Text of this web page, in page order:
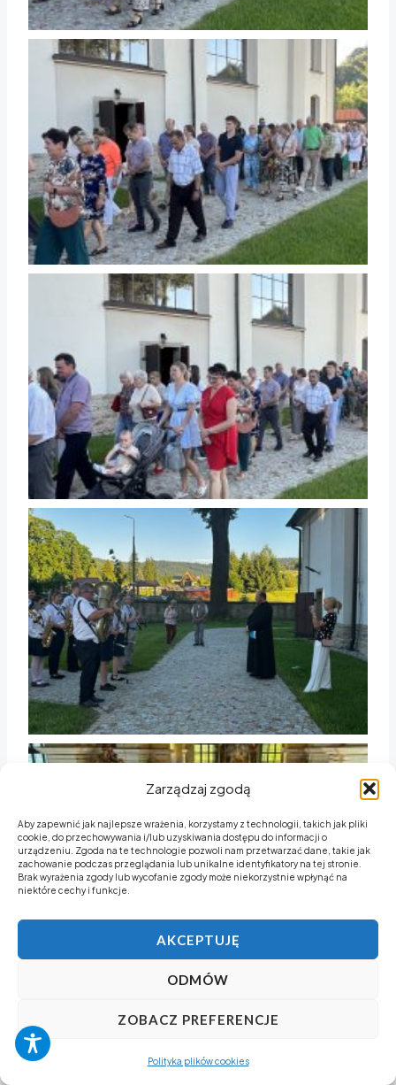
Zarządzaj zgodą
Aby zapewnić jak najlepsze wrażenia, korzystamy z technologii, takich jak pliki
cookie, do przechowywania i/lub uzyskiwania dostępu do informacji o
urządzeniu. Zgoda na te technologie pozwoli nam przetwarzać dane, takie jak
zachowanie podczas przeglądania lub unikalne identyfikatory na tej stronie.
Brak wyrażenia zgody lub wycofanie zgody może niekorzystnie wpłynąć na
niektóre cechy i funkcje.
AKCEPTUJĘ
ODMÓW
ZOBACZ PREFERENCJE
Polityka plików cookies